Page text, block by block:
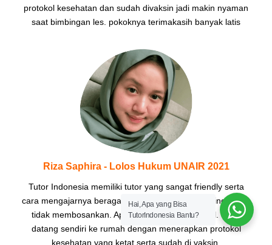
protokol kesehatan dan sudah divaksin jadi makin nyaman
saat bimbingan les. pokoknya terimakasih banyak latis
Riza Saphira - Lolos Hukum UNAIR 2021
Tutor Indonesia memiliki tutor yang sangat friendly serta
cara mengajarnya beragam sehingga gampang diingat dan
tidak membosankan. Apalagi jadwalnya fleksibel. Tutor
datang sendiri ke rumah dengan menerapkan protokol
kesehatan yang ketat serta sudah di vaksin.
Hai, Apa yang Bisa
TutorIndonesia Bantu?